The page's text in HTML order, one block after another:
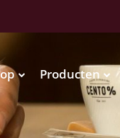
Producten